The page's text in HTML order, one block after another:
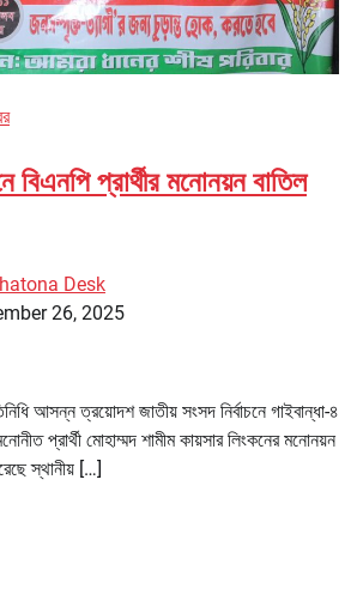
প্রার্থীর মনোনয়ন বাতিল
Desk
26, 2025
আসন্ন ত্রয়োদশ জাতীয় সংসদ নির্বাচনে গাইবান্ধা-৪
প্রার্থী মোহাম্মদ শামীম কায়সার লিংকনের মনোনয়ন
স্থানীয় […]